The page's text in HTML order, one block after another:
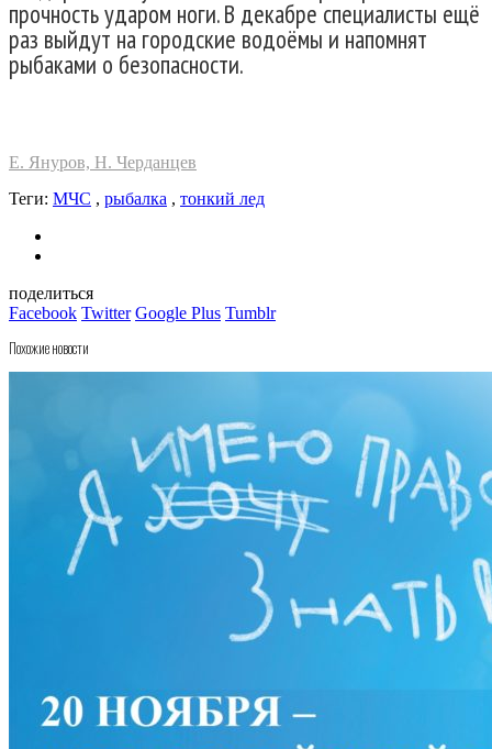
прочность ударом ноги. В декабре специалисты ещё
раз выйдут на городские водоёмы и напомнят
рыбаками о безопасности.
Е. Януров, Н. Черданцев
Теги: МЧС , рыбалка , тонкий лед
поделиться
Facebook Twitter Google Plus Tumblr
Похожие новости